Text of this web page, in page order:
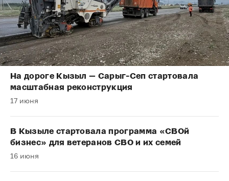
На дороге Кызыл — Сарыг-Сеп стартовала
масштабная реконструкция
17 июня
В Кызыле стартовала программа «СВОй
бизнес» для ветеранов СВО и их семей
16 июня